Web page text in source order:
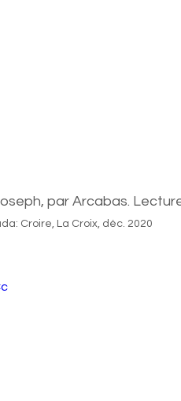
par Arcabas.
Croire, La Croix, déc. 2020